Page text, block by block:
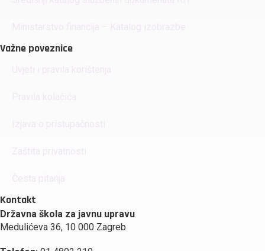
Važne poveznice
Kontakt
Državna škola za javnu upravu
Medulićeva 36, 10 000 Zagreb